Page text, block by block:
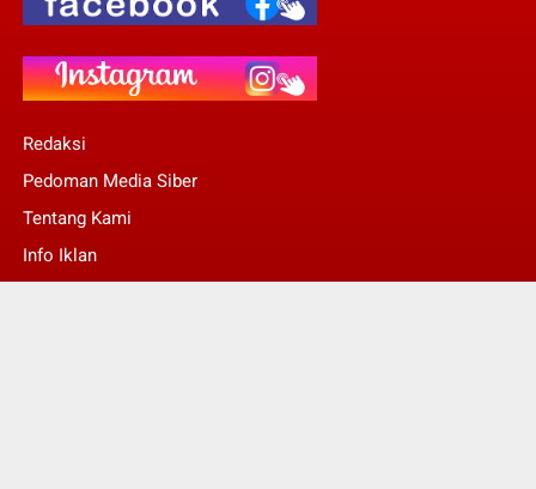
Redaksi
Pedoman Media Siber
Tentang Kami
Info Iklan